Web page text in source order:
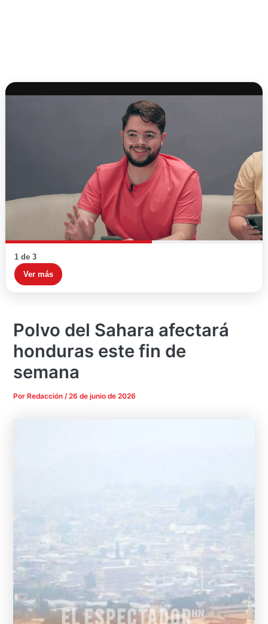
1 de 3
Ver más
Polvo del Sahara afectará
honduras este fin de
semana
Por Redacción/26 de junio de 2026